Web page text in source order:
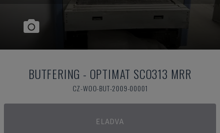
BUTFERING - OPTIMAT SCO313 MRR
CZ-WOO-BUT-2009-00001
ELADVA